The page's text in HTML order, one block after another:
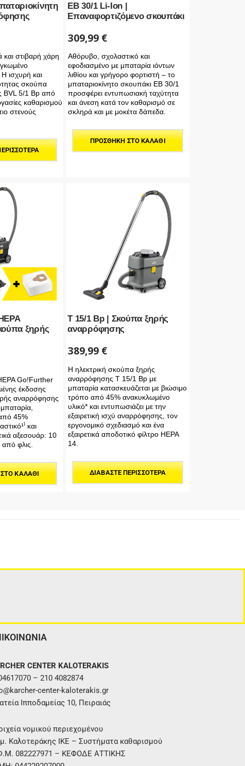
και στιβαρή χάρη
ισχυρή και
σκούπα
BVL 5/1 Bp από
καθαρισμού
στενούς
EB 30/1 Li-Ion |
Επαναφορτιζόμενο σκουπάκι
309,99 €
Αθόρυβο, σχολαστικό και
εφοδιασμένο με μπαταρία ιόντων
λιθίου και γρήγορο φορτιστή – το
μπαταριοκίνητο σκουπάκι EB 30/1
προσφέρει εντυπωσιακή ταχύτητα
και άνεση κατά τον καθαρισμό σε
σκληρά και με μοκέτα δάπεδα.
ΠΡΟΣΘΉΚΗ ΣΤΟ ΚΑΛΆΘΙ
ξηρής
Go!Further
έκδοσης
αναρρόφησης
45%
και
αξεσουάρ: 10
φλις.
ΚΑΛΆΘΙ
T 15/1 Bp | Σκούπα ξηρής
αναρρόφησης
389,99 €
Η ηλεκτρική σκούπα ξηρής
αναρρόφησης T 15/1 Bp με
μπαταρία κατασκευάζεται με βιώσιμο
τρόπο από 45% ανακυκλωμένο
υλικό* και εντυπωσιάζει με την
εξαιρετική ισχύ αναρρόφησης, τον
εργονομικό σχεδιασμό και ένα
εξαιρετικά αποδοτικό φίλτρο HEPA
14.
ΔΙΑΒΆΣΤΕ ΠΕΡΙΣΣΌΤΕΡΑ
CENTER KALOTERAKIS
– 210 4082874
center-kaloterakis.gr
Ιπποδαμείας 10, Πειραιάς
νομικού περιεχομένου
Καλοτεράκης ΙΚΕ – Συστήματα καθαρισμού
082227971 – ΚΕΦΟΔΕ ΑΤΤΙΚΗΣ